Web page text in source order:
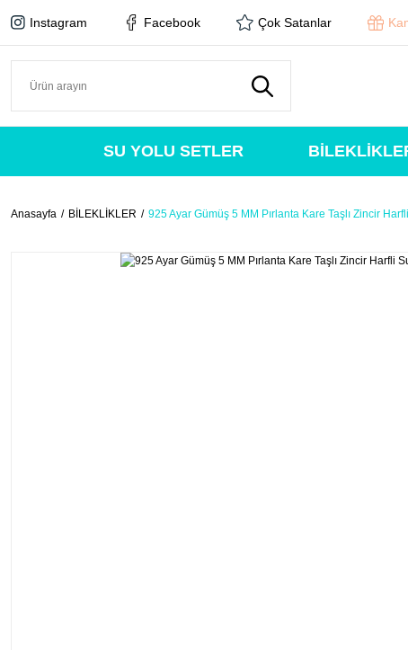
Instagram Facebook Çok Satanlar
SU YOLU SETLER
Anasayfa BİLEKLİKLER 925 Ayar Gümüş 5 MM Pırlanta Kare Taşlı Zincir